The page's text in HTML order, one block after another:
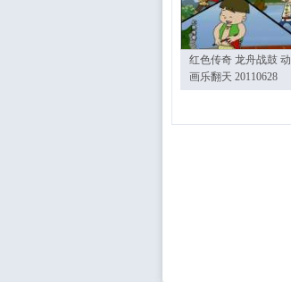
红色传奇 龙舟战鼓 动
画乐翻天 20110628